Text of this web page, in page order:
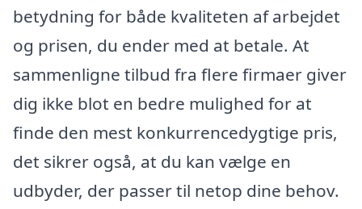
betydning for både kvaliteten af arbejdet
og prisen, du ender med at betale. At
sammenligne tilbud fra flere firmaer giver
dig ikke blot en bedre mulighed for at
finde den mest konkurrencedygtige pris,
det sikrer også, at du kan vælge en
udbyder, der passer til netop dine behov.